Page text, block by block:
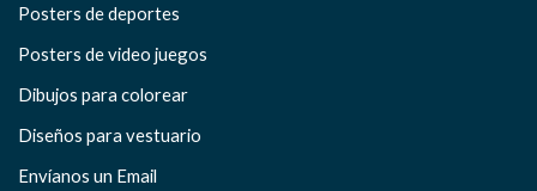
Posters de deportes
Posters de video juegos
Dibujos para colorear
Diseños para vestuario
Envíanos un Email